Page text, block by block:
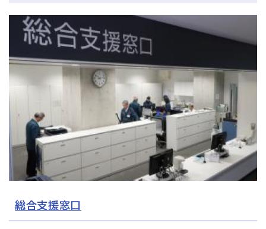
総合支援窓口